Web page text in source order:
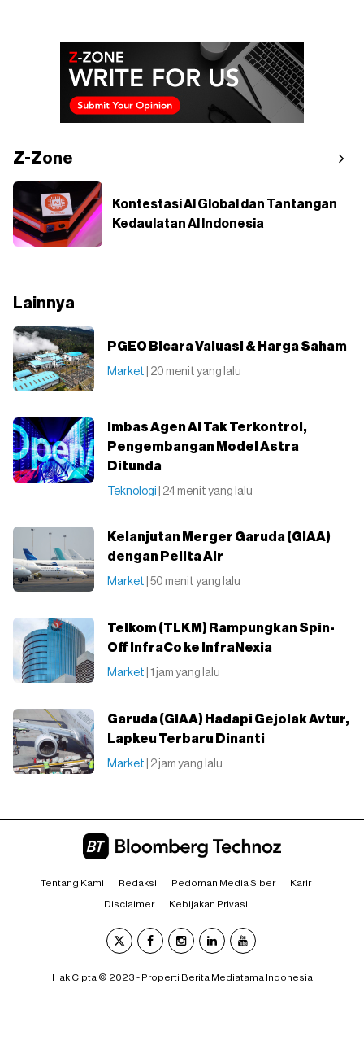
Z-Zone
Kontestasi AI Global dan Tantangan
Kedaulatan AI Indonesia
Lainnya
PGEO Bicara Valuasi & Harga Saham
Market | 20 menit yang lalu
Imbas Agen AI Tak Terkontrol,
Pengembangan Model Astra
Ditunda
Teknologi | 24 menit yang lalu
Kelanjutan Merger Garuda (GIAA)
dengan Pelita Air
Market | 50 menit yang lalu
Telkom (TLKM) Rampungkan Spin-
Off InfraCo ke InfraNexia
Market | 1 jam yang lalu
Garuda (GIAA) Hadapi Gejolak Avtur,
Lapkeu Terbaru Dinanti
Market | 2 jam yang lalu
Tentang Kami Redaksi Pedoman Media Siber Karir
Disclaimer Kebijakan Privasi
Hak Cipta © 2023 - Properti Berita Mediatama Indonesia